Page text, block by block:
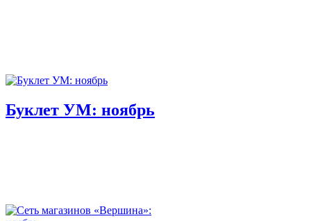
Буклет УМ: ноябрь